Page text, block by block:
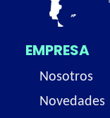
EMPRESA
Nosotros
Novedades